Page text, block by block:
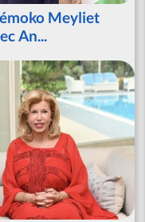
Meyliet
An...